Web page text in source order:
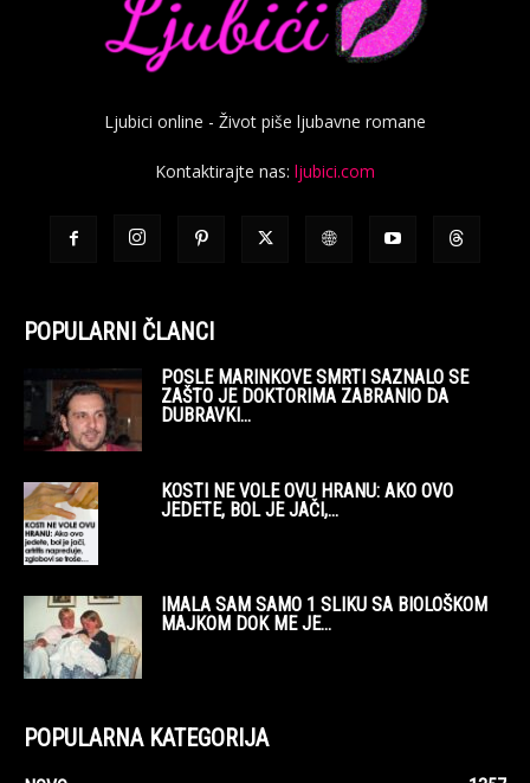
Ljubici online - Život piše ljubavne romane
Kontaktirajte nas: ljubici.com
POPULARNI ČLANCI
POSLE MARINKOVE SMRTI SAZNALO SE
ZAŠTO JE DOKTORIMA ZABRANIO DA
DUBRAVKI...
KOSTI NE VOLE OVU HRANU: AKO OVO
JEDETE, BOL JE JAČI,...
IMALA SAM SAMO 1 SLIKU SA BIOLOŠKOM
MAJKOM DOK ME JE...
POPULARNA KATEGORIJA